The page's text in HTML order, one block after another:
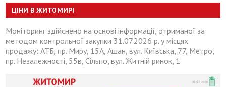
ЦІНИ В ЖИТОМИРІ
Моніторинг здійснено на основі інформації, отриманої за
методом контрольної закупки 31.07.2026 р. у місцях
продажу: АТБ, пр. Миру, 15А, Ашан, вул. Київська, 77, Метро,
пр. Незалежності, 55в, Сільпо, вул. Житній ринок, 1